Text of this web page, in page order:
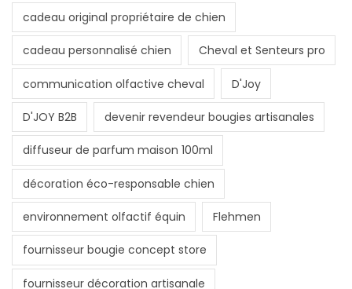
cadeau original propriétaire de chien
cadeau personnalisé chien Cheval et Senteurs pro
communication olfactive cheval D'Joy
D'JOY B2B devenir revendeur bougies artisanales
diffuseur de parfum maison 100ml
décoration éco-responsable chien
environnement olfactif équin Flehmen
fournisseur bougie concept store
fournisseur décoration artisanale